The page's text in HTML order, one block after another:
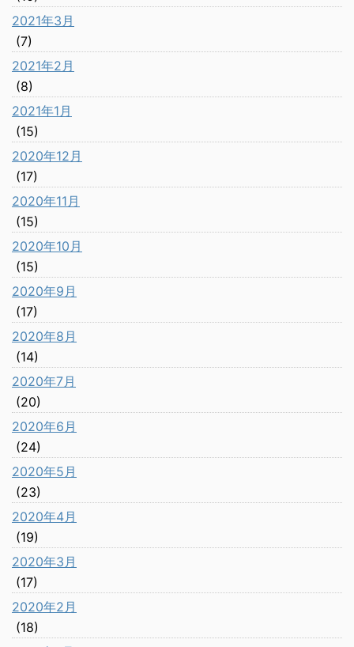
2021年3月
(7)
2021年2月
(8)
2021年1月
(15)
2020年12月
(17)
2020年11月
(15)
2020年10月
(15)
2020年9月
(17)
2020年8月
(14)
2020年7月
(20)
2020年6月
(24)
2020年5月
(23)
2020年4月
(19)
2020年3月
(17)
2020年2月
(18)